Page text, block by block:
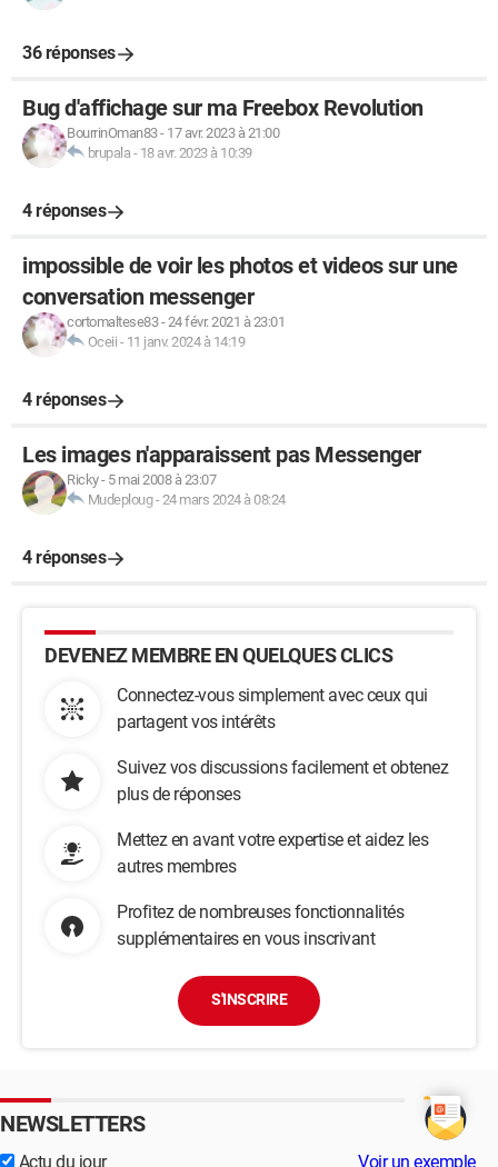
36 réponses
Bug d'affichage sur ma Freebox Revolution
BourrinOman83- 17 avr. 2023 à 21:00
brupala - 18 avr. 2023 à 10:39
4 réponses
impossible de voir les photos et videos sur une
conversation messenger
cortomaltese83-24 févr. 2021 à 23:01
Oceii - 11 janv. 2024 à 14:19
4 réponses
Les images n'apparaissent pas Messenger
Ricky- 5 mai 2008 à 23:07
Mudeploug-24 mars 2024 à 08:24
4 réponses
DEVENEZ MEMBRE EN QUELQUES CLICS
Connectez-vous simplement avec ceux qui
partagent vos intérêts
Suivez vos discussions facilement et obtenez
plus de réponses
Mettez en avant votre expertise et aidez les
autres membres
Profitez de nombreuses fonctionnalités
supplémentaires en vous inscrivant
S'INSCRIRE
NEWSLETTERS
Actu du jour Voir un exemple